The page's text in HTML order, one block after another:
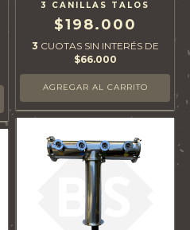
3 CANILLAS TALOS
$198.000
3 CUOTAS SIN INTERÉS DE
$66.000